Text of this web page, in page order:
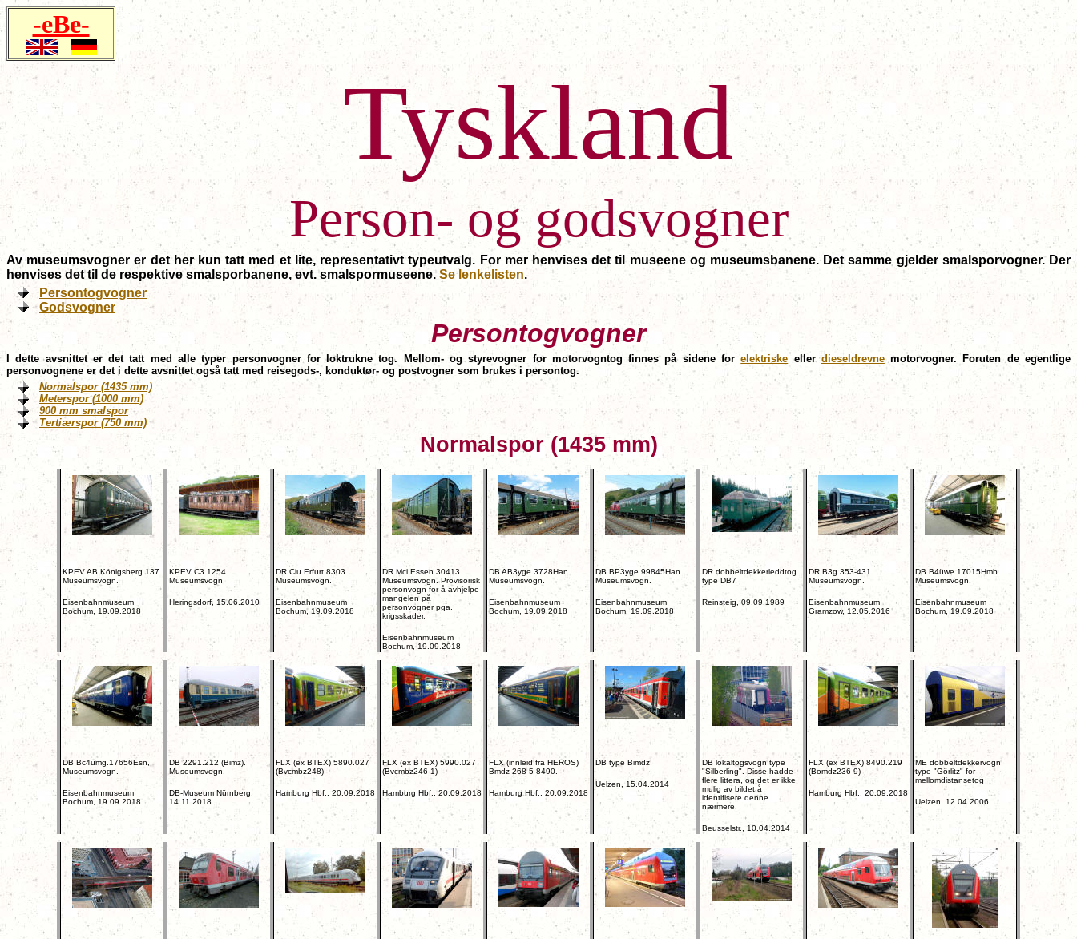
-eBe-
Tyskland
Person- og godsvogner
Av museumsvogner er det her kun tatt med et lite, representativt typeutvalg. For mer henvises det til museene og museumsbanene. Det samme gjelder smalsporvogner. Der
henvises det til de respektive smalsporbanene, evt. smalspormuseene.Se lenkelisten.
Persontogvogner
Godsvogner
Persontogvogner
I dette avsnittet er det tatt med alle typer personvogner for loktrukne tog. Mellom- og styrevogner for motorvogntog finnes på sidene forelektriske ellerdieseldrevnemotorvogner. Foruten de egentlige
personvognene er det i dette avsnittet også tatt med reisegods-, konduktør- og postvogner som brukes i persontog.
Normalspor (1435 mm)
Meterspor (1000 mm)
900 mm smalspor
Tertiærspor (750 mm)
Normalspor (1435 mm)
KPEV AB.Königsberg 137.
Museumsvogn.
Eisenbahnmuseum
Bochum, 19.09.2018
KPEV C3.1254.
Museumsvogn
Heringsdorf, 15.06.2010
DR Ciu.Erfurt 8303
Museumsvogn.
Eisenbahnmuseum
Bochum, 19.09.2018
DR Mci.Essen 30413.
Museumsvogn. Provisorisk
personvogn for å avhjelpe
mangelen på
personvogner pga.
krigsskader.
Eisenbahnmuseum
Bochum, 19.09.2018
DB AB3yge.3728Han.
Museumsvogn.
Eisenbahnmuseum
Bochum, 19.09.2018
DB BP3yge.99845Han.
Museumsvogn.
Eisenbahnmuseum
Bochum, 19.09.2018
DR dobbeltdekkerleddtog
type DB7
Reinsteig, 09.09.1989
DR B3g.353-431.
Museumsvogn.
Eisenbahnmuseum
Gramzow, 12.05.2016
DB B4üwe.17015Hmb.
Museumsvogn.
Eisenbahnmuseum
Bochum, 19.09.2018
DB Bc4ümg.17656Esn,
Museumsvogn.
Eisenbahnmuseum
Bochum, 19.09.2018
DB 2291.212 (Bimz).
Museumsvogn.
DB-Museum Nürnberg,
14.11.2018
FLX (ex BTEX) 5890.027
(Bvcmbz248)
Hamburg Hbf., 20.09.2018
FLX (ex BTEX) 5990.027
(Bvcmbz246-1)
Hamburg Hbf., 20.09.2018
FLX (innleid fra HEROS)
Bmdz-268-5 8490.
Hamburg Hbf., 20.09.2018
DB type Bimdz
Uelzen, 15.04.2014
DB lokaltogsvogn type
"Silberling". Disse hadde
flere littera, og det er ikke
mulig av bildet å
identifisere denne
nærmere.
Beusselstr., 10.04.2014
FLX (ex BTEX) 8490.219
(Bomdz236-9)
Hamburg Hbf., 20.09.2018
ME dobbeltdekkervogn
type "Görlitz" for
mellomdistansetog
Uelzen, 12.04.2006